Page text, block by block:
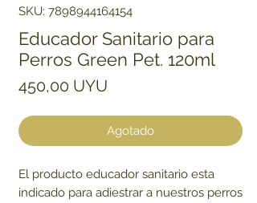
SKU: 7898944164154
Educador Sanitario para
Perros Green Pet. 120ml
450,00 UYU
Agotado
El producto educador sanitario esta
indicado para adiestrar a nuestros perros